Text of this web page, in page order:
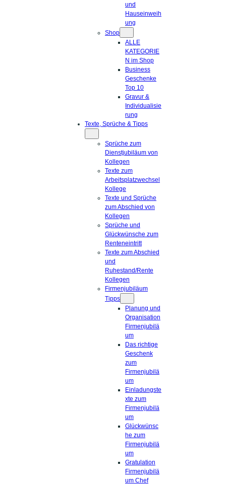
und
Hauseinweih
ung
Shop
ALLE
KATEGORIE
N im Shop
Business
Geschenke
Top 10
Gravur &
Individualisie
rung
Texte, Sprüche & Tipps
Sprüche zum
Dienstjubiläum von
Kollegen
Texte zum
Arbeitsplatzwechsel
Kollege
Texte und Sprüche
zum Abschied von
Kollegen
Sprüche und
Glückwünsche zum
Renteneintritt
Texte zum Abschied
und
Ruhestand/Rente
Kollegen
Firmenjubiläum
Tipps
Planung und
Organisation
Firmenjubilä
um
Das richtige
Geschenk
zum
Firmenjubilä
um
Einladungste
xte zum
Firmenjubilä
um
Glückwünsc
he zum
Firmenjubilä
um
Gratulation
Firmenjubilä
um Chef